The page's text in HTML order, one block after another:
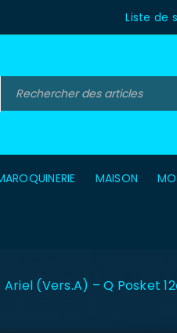
Liste de
MAISON
Ariel (Vers.A) – Q Posket